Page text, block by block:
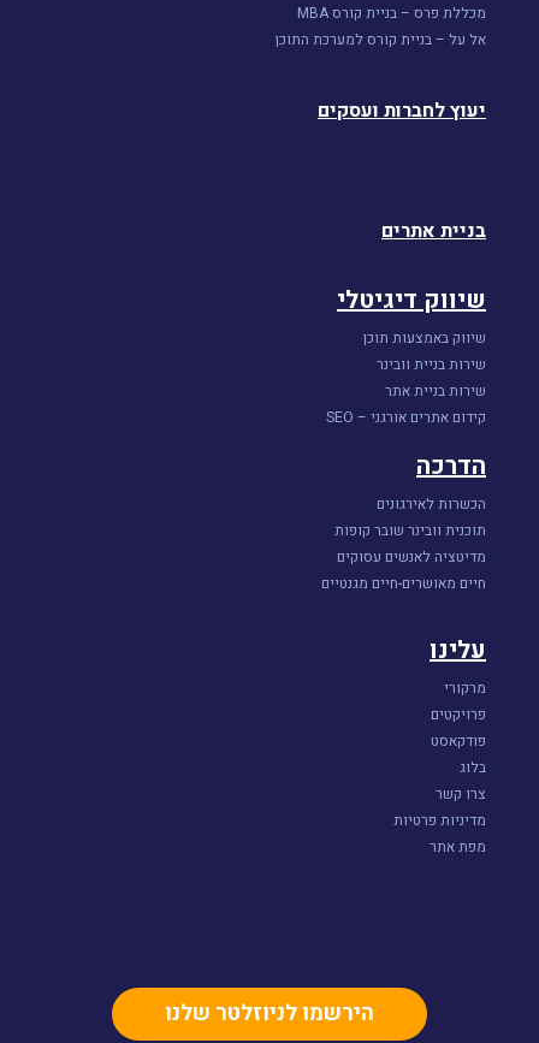
מכללת פרס – בניית קורס MBA
אל על – בניית קורס למערכת התוכן
יעוץ לחברות ועסקים
בניית אתרים
שיווק דיגיטלי
שיווק באמצעות תוכן
שירות בניית וובינר
שירות בניית אתר
קידום אתרים אורגני – SEO
הדרכה
הכשרות לאירגונים
תוכנית וובינר שובר קופות
מדיטציה לאנשים עסוקים
חיים מאושרים-חיים מגנטיים
עלינו
מרקורי
פרויקטים
פודקאסט
בלוג
צרו קשר
מדיניות פרטיות
מפת אתר
הירשמו לניוזלטר שלנו